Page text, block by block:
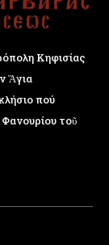
Κηφισίας
Ἅγια
πού
τοῦ